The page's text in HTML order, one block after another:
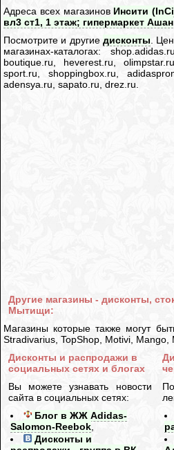
Адреса всех магазинов Инсити
вл3 ст1, 1 этаж; гипермаркет Ашан
Посмотрите и другие дисконты.
магазинах-каталогах:
boutique.ru, heverest.ru,
sport.ru, shoppingbox.ru,
adensya.ru, sapato.ru, drez.ru.
Другие магазины - дисконты,
Мытищи:
Магазины которые также могут
Stradivarius, TopShop, Motivi, Mango,
Дисконты и распродажи в
социальных сетях и блогах
Вы можете узнавать новости
сайта в социальных сетях:
Блог в ЖЖ Adidas-
Salomon-Reebok,
Дисконты и